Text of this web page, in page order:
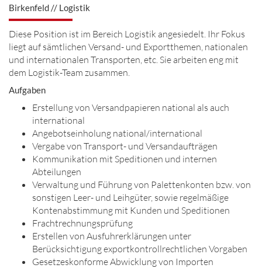
Birkenfeld // Logistik
Diese Position ist im Bereich Logistik angesiedelt. Ihr Fokus
liegt auf sämtlichen Versand- und Exportthemen, nationalen
und internationalen Transporten, etc. Sie arbeiten eng mit
dem Logistik-Team zusammen.
Aufgaben
Erstellung von Versandpapieren national als auch
international
Angebotseinholung national/international
Vergabe von Transport- und Versandaufträgen
Kommunikation mit Speditionen und internen
Abteilungen
Verwaltung und Führung von Palettenkonten bzw. von
sonstigen Leer- und Leihgüter, sowie regelmäßige
Kontenabstimmung mit Kunden und Speditionen
Frachtrechnungsprüfung
Erstellen von Ausfuhrerklärungen unter
Berücksichtigung exportkontrollrechtlichen Vorgaben
Gesetzeskonforme Abwicklung von Importen